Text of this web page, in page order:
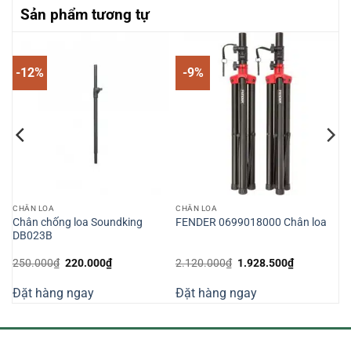
Sản phẩm tương tự
-12%
CHÂN LOA
Chân chống loa Soundking
DB023B
250.000₫ Giá
250.000₫.
220.000₫Giá
hiện
Đặt hàng ngay
-9%
CHÂN LOA
FENDER 0699018000 Chân loa
2.120.000₫ Giá
2.120.000₫.
1.928.500₫Giá
hiện
Đặt hàng ngay